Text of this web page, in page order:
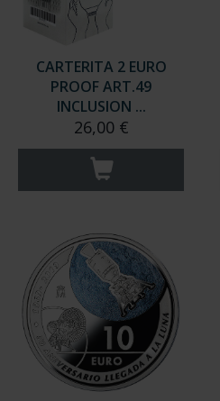
CARTERITA 2 EURO
PROOF ART.49
INCLUSION ...
26,00 €